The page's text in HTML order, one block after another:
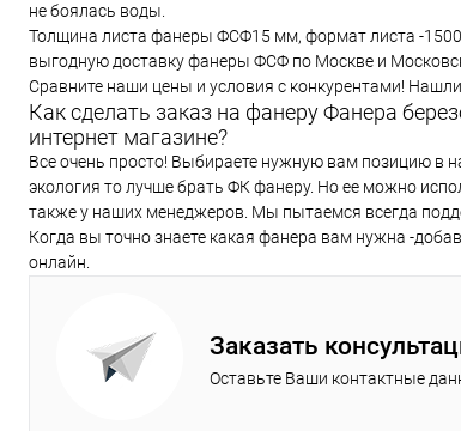
не боялась воды.
Толщина листа фанеры ФСФ15 мм, формат листа -
выгодную доставку фанеры ФСФ по Москве и
Сравните наши цены и условия с конкурентами!
Как сделать заказ на фанеру Фанера
интернет магазине?
Все очень просто! Выбираете нужную вам позицию в
экология то лучше брать ФК фанеру. Но ее можно
также у наших менеджеров. Мы пытаемся всегда
Когда вы точно знаете какая фанера вам нужна -
онлайн.
Заказать
Оставьте Ваши контактные